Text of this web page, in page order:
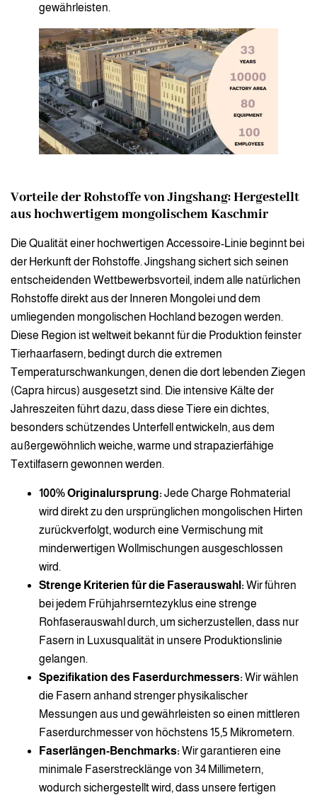
gewährleisten.
Vorteile der Rohstoffe von Jingshang: Hergestellt
aus hochwertigem mongolischem Kaschmir
Die Qualität einer hochwertigen Accessoire-Linie beginnt bei
der Herkunft der Rohstoffe. Jingshang sichert sich seinen
entscheidenden Wettbewerbsvorteil, indem alle natürlichen
Rohstoffe direkt aus der Inneren Mongolei und dem
umliegenden mongolischen Hochland bezogen werden.
Diese Region ist weltweit bekannt für die Produktion feinster
Tierhaarfasern, bedingt durch die extremen
Temperaturschwankungen, denen die dort lebenden Ziegen
(Capra hircus) ausgesetzt sind. Die intensive Kälte der
Jahreszeiten führt dazu, dass diese Tiere ein dichtes,
besonders schützendes Unterfell entwickeln, aus dem
außergewöhnlich weiche, warme und strapazierfähige
Textilfasern gewonnen werden.
100% Originalursprung: Jede Charge Rohmaterial
wird direkt zu den ursprünglichen mongolischen Hirten
zurückverfolgt, wodurch eine Vermischung mit
minderwertigen Wollmischungen ausgeschlossen
wird.
Strenge Kriterien für die Faserauswahl: Wir führen
bei jedem Frühjahrserntezyklus eine strenge
Rohfaserauswahl durch, um sicherzustellen, dass nur
Fasern in Luxusqualität in unsere Produktionslinie
gelangen.
Spezifikation des Faserdurchmessers: Wir wählen
die Fasern anhand strenger physikalischer
Messungen aus und gewährleisten so einen mittleren
Faserdurchmesser von höchstens 15,5 Mikrometern.
Faserlängen-Benchmarks: Wir garantieren eine
minimale Faserstrecklänge von 34 Millimetern,
wodurch sichergestellt wird, dass unsere fertigen